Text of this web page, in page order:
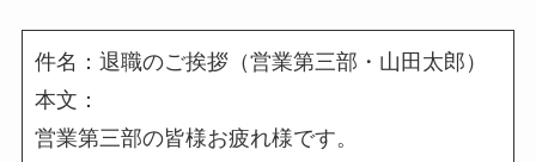
件名：退職のご挨拶（営業第三部・山田太郎）
本文：
営業第三部の皆様お疲れ様です。